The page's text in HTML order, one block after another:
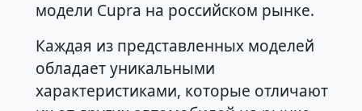
модели Cupra на российском рынке.
Каждая из представленных моделей
обладает уникальными
характеристиками, которые отличают